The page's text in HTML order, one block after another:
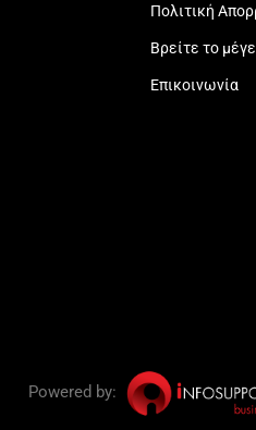
Πολιτική
Βρείτε το
Επικοινωνία
Powered by: